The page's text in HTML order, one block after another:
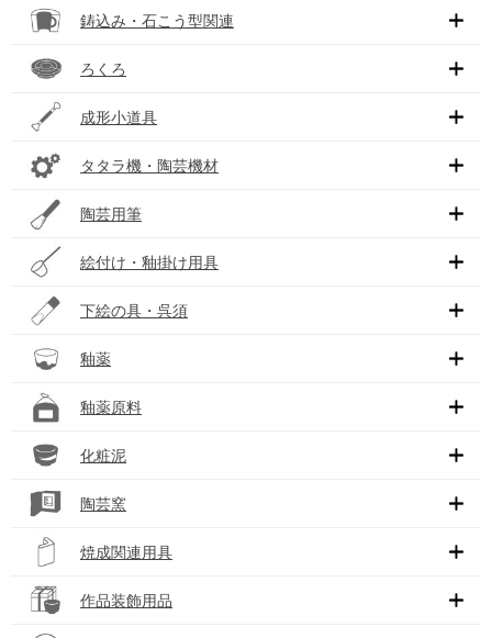
鋳込み・石こう型関連
ろくろ
成形小道具
タタラ機・陶芸機材
陶芸用筆
絵付け・釉掛け用具
下絵の具・呉須
釉薬
釉薬原料
化粧泥
陶芸窯
焼成関連用具
作品装飾用品